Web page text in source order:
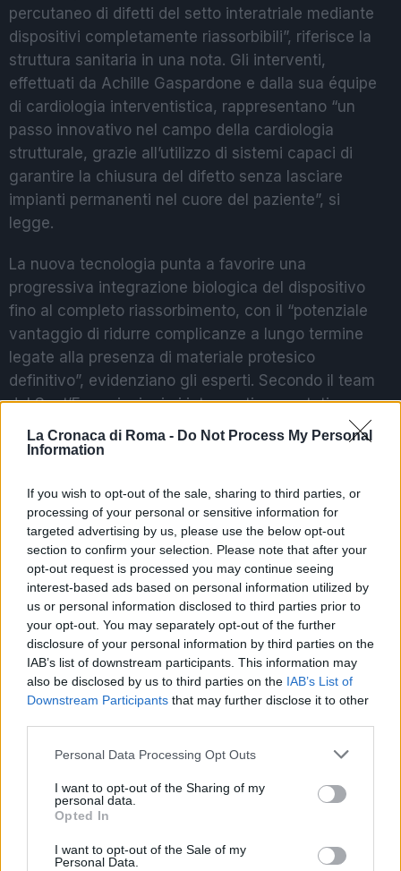
La Cronaca di Roma - Do Not Process My Personal
Information
If you wish to opt-out of the sale, sharing to third parties, or
processing of your personal or sensitive information for
targeted advertising by us, please use the below opt-out
section to confirm your selection. Please note that after your
opt-out request is processed you may continue seeing
interest-based ads based on personal information utilized by
us or personal information disclosed to third parties prior to
your opt-out. You may separately opt-out of the further
disclosure of your personal information by third parties on the
IAB’s list of downstream participants. This information may
also be disclosed by us to third parties on the IAB’s List of
Downstream Participants that may further disclose it to other
Please note that this website/app uses one or more Google
not limited to your visit or usage behaviour. You may click to
grant or deny consent to Google and its third-party tags to
use your data for below specified purposes in below Google
consent section.
Personal Data Processing Opt Outs
I want to opt-out of the Sharing of my
personal data.
Opted In
I want to opt-out of the Sale of my
Personal Data.
percutaneo di difetti del setto interatriale mediante
dispositivi completamente riassorbibili”, riferisce la
struttura sanitaria in una nota. Gli interventi,
effettuati da Achille Gaspardone e dalla sua équipe
di cardiologia interventistica, rappresentano “un
passo innovativo nel campo della cardiologia
strutturale, grazie all’utilizzo di sistemi capaci di
garantire la chiusura del difetto senza lasciare
impianti permanenti nel cuore del paziente”, si
legge.
La nuova tecnologia punta a favorire una
progressiva integrazione biologica del dispositivo
fino al completo riassorbimento, con il “potenziale
vantaggio di ridurre complicanze a lungo termine
legate alla presenza di materiale protesico
definitivo”, evidenziano gli esperti. Secondo il team
del Sant’Eugenio, i primi interventi sono stati
completati con successo e senza complicanze
immediate, aprendo “prospettive importanti per il
forame ovale pervio”.
POTREBBE INTERESSARTI
Christmas World a Roma, la
Capitale ospiterà il villaggio
natalizio più grande d’Europa
4 anni fa
Alla Galleria Giovanni XXIII arriva
l’autovelox. Multe per chi supera
il limite. Dal 30 marzo
3 anni fa
Fonte Verificata
Roma tra tensioni
Successiva